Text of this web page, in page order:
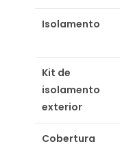
Isolamento
Kit de
isolamento
exterior
Cobertura